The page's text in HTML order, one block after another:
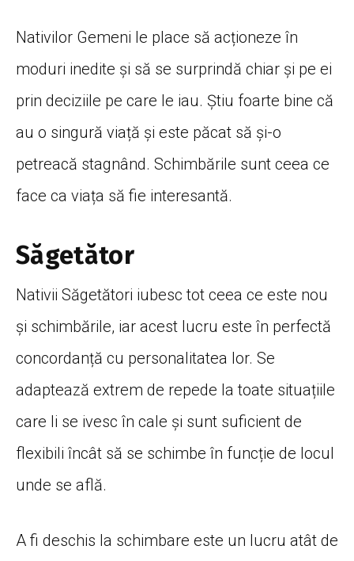
Nativilor Gemeni le place să acționeze în
moduri inedite și să se surprindă chiar și pe ei
prin deciziile pe care le iau. Știu foarte bine că
au o singură viață și este păcat să și-o
petreacă stagnând. Schimbările sunt ceea ce
face ca viața să fie interesantă.
Săgetător
Nativii Săgetători iubesc tot ceea ce este nou
și schimbările, iar acest lucru este în perfectă
concordanță cu personalitatea lor. Se
adaptează extrem de repede la toate situațiile
care li se ivesc în cale și sunt suficient de
flexibili încât să se schimbe în funcție de locul
unde se află.
A fi deschis la schimbare este un lucru atât de